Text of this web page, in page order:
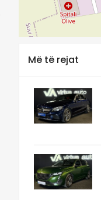
Më të rejat